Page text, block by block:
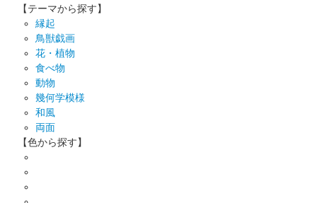
【テーマから探す】
縁起
鳥獣戯画
花・植物
食べ物
動物
幾何学模様
和風
両面
【色から探す】